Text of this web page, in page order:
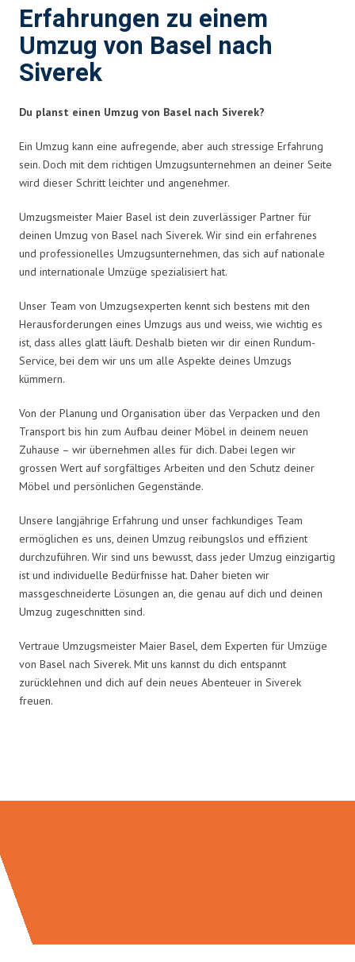
Erfahrungen zu einem
Umzug von Basel nach
Siverek
Du planst einen Umzug von Basel nach Siverek?
Ein Umzug kann eine aufregende, aber auch stressige Erfahrung
sein. Doch mit dem richtigen Umzugsunternehmen an deiner Seite
wird dieser Schritt leichter und angenehmer.
Umzugsmeister Maier Basel ist dein zuverlässiger Partner für
deinen Umzug von Basel nach Siverek. Wir sind ein erfahrenes
und professionelles Umzugsunternehmen, das sich auf nationale
und internationale Umzüge spezialisiert hat.
Unser Team von Umzugsexperten kennt sich bestens mit den
Herausforderungen eines Umzugs aus und weiss, wie wichtig es
ist, dass alles glatt läuft. Deshalb bieten wir dir einen Rundum-
Service, bei dem wir uns um alle Aspekte deines Umzugs
kümmern.
Von der Planung und Organisation über das Verpacken und den
Transport bis hin zum Aufbau deiner Möbel in deinem neuen
Zuhause – wir übernehmen alles für dich. Dabei legen wir
grossen Wert auf sorgfältiges Arbeiten und den Schutz deiner
Möbel und persönlichen Gegenstände.
Unsere langjährige Erfahrung und unser fachkundiges Team
ermöglichen es uns, deinen Umzug reibungslos und effizient
durchzuführen. Wir sind uns bewusst, dass jeder Umzug einzigartig
ist und individuelle Bedürfnisse hat. Daher bieten wir
massgeschneiderte Lösungen an, die genau auf dich und deinen
Umzug zugeschnitten sind.
Vertraue Umzugsmeister Maier Basel, dem Experten für Umzüge
von Basel nach Siverek. Mit uns kannst du dich entspannt
zurücklehnen und dich auf dein neues Abenteuer in Siverek
freuen.